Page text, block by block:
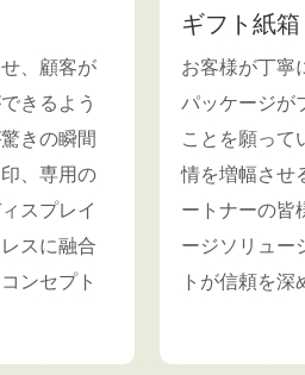
、顧客が
きるよう
きの瞬間
、専用の
スプレイ
スに融合
ンセプト
ギフト紙箱
お客様が丁寧
パッケージが
ことを願って
情を増幅させ
ートナーの皆
ージソリュー
トが信頼を深